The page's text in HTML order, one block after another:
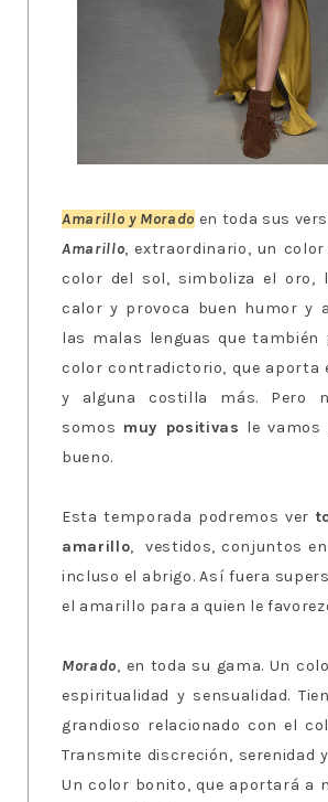
Amarillo y Morado en toda sus
Amarillo, extraordinario, un
color del sol, simboliza el oro,
calor y provoca buen humor y
las malas lenguas que también
color contradictorio, que aporta
y alguna costilla más. Pero
somos muy positivas le vamos
bueno.
Esta temporada podremos ver
amarillo, vestidos, conjuntos en
incluso el abrigo. Así fuera
el amarillo para a quien le
Morado, en toda su gama. Un
espiritualidad y sensualidad.
grandioso relacionado con el
Transmite discreción, serenidad
Un color bonito, que aportará a